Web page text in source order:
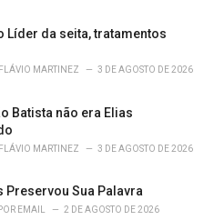
Líder da seita, tratamentos
MARTINEZ 3 DE AGOSTO DE 2026
Batista não era Elias
MARTINEZ 3 DE AGOSTO DE 2026
Preservou Sua Palavra
EMAIL 2 DE AGOSTO DE 2026